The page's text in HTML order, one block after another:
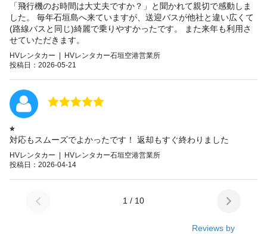
「飛行機のお時間は大丈夫ですか？」と聞かれて親切で感動しま
した。 毎年石垣島へ来ていますが、送迎バスが他社と違い広くて
(路線バスと同じ)綺麗で乗りやすかったです。 また来年も利用さ
せていただきます。
HVレンタカー | HVレンタカー石垣空港営業所
投稿日：2026-05-21
⭐︎
対応もスムーズでよかったです！ 返却もすぐ終わりました
HVレンタカー | HVレンタカー石垣空港営業所
投稿日：2026-04-14
1 / 10
Reviews by